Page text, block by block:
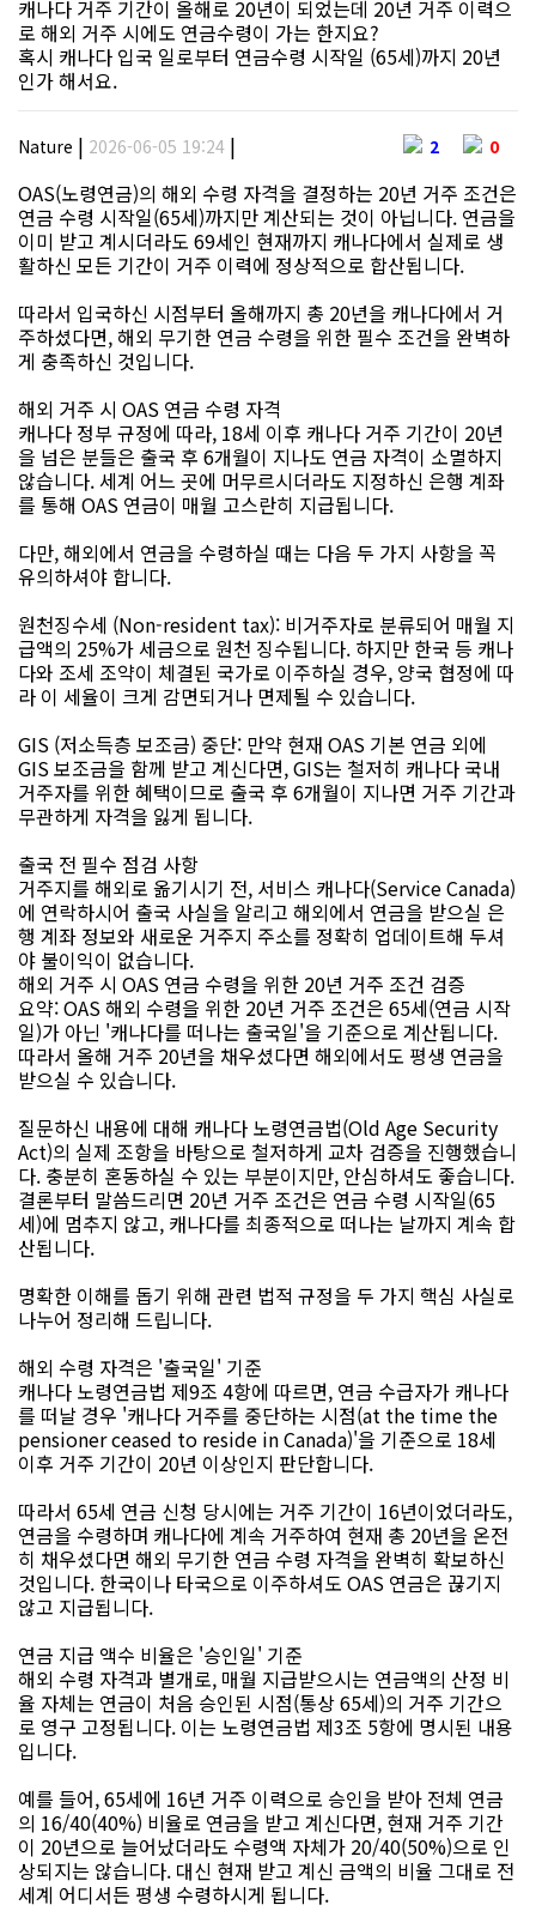
캐나다 거주 기간이 올해로 20년이 되었는데 20년 거주 이력으
로 해외 거주 시에도 연금수령이 가는 한지요?
혹시 캐나다 입국 일로부터 연금수령 시작일 (65세)까지 20년
인가 해서요.
Nature | 2026-06-05 19:24 | 2 0
OAS(노령연금)의 해외 수령 자격을 결정하는 20년 거주 조건은
연금 수령 시작일(65세)까지만 계산되는 것이 아닙니다. 연금을
이미 받고 계시더라도 69세인 현재까지 캐나다에서 실제로 생
활하신 모든 기간이 거주 이력에 정상적으로 합산됩니다.
따라서 입국하신 시점부터 올해까지 총 20년을 캐나다에서 거
주하셨다면, 해외 무기한 연금 수령을 위한 필수 조건을 완벽하
게 충족하신 것입니다.
해외 거주 시 OAS 연금 수령 자격
캐나다 정부 규정에 따라, 18세 이후 캐나다 거주 기간이 20년
을 넘은 분들은 출국 후 6개월이 지나도 연금 자격이 소멸하지
않습니다. 세계 어느 곳에 머무르시더라도 지정하신 은행 계좌
를 통해 OAS 연금이 매월 고스란히 지급됩니다.
다만, 해외에서 연금을 수령하실 때는 다음 두 가지 사항을 꼭
유의하셔야 합니다.
원천징수세 (Non-resident tax): 비거주자로 분류되어 매월 지
급액의 25%가 세금으로 원천 징수됩니다. 하지만 한국 등 캐나
다와 조세 조약이 체결된 국가로 이주하실 경우, 양국 협정에 따
라 이 세율이 크게 감면되거나 면제될 수 있습니다.
GIS (저소득층 보조금) 중단: 만약 현재 OAS 기본 연금 외에
GIS 보조금을 함께 받고 계신다면, GIS는 철저히 캐나다 국내
거주자를 위한 혜택이므로 출국 후 6개월이 지나면 거주 기간과
무관하게 자격을 잃게 됩니다.
출국 전 필수 점검 사항
거주지를 해외로 옮기시기 전, 서비스 캐나다(Service Canada)
에 연락하시어 출국 사실을 알리고 해외에서 연금을 받으실 은
행 계좌 정보와 새로운 거주지 주소를 정확히 업데이트해 두셔
야 불이익이 없습니다.
해외 거주 시 OAS 연금 수령을 위한 20년 거주 조건 검증
요약: OAS 해외 수령을 위한 20년 거주 조건은 65세(연금 시작
일)가 아닌 '캐나다를 떠나는 출국일'을 기준으로 계산됩니다.
따라서 올해 거주 20년을 채우셨다면 해외에서도 평생 연금을
받으실 수 있습니다.
질문하신 내용에 대해 캐나다 노령연금법(Old Age Security
Act)의 실제 조항을 바탕으로 철저하게 교차 검증을 진행했습니
다. 충분히 혼동하실 수 있는 부분이지만, 안심하셔도 좋습니다.
결론부터 말씀드리면 20년 거주 조건은 연금 수령 시작일(65
세)에 멈추지 않고, 캐나다를 최종적으로 떠나는 날까지 계속 합
산됩니다.
명확한 이해를 돕기 위해 관련 법적 규정을 두 가지 핵심 사실로
나누어 정리해 드립니다.
해외 수령 자격은 '출국일' 기준
캐나다 노령연금법 제9조 4항에 따르면, 연금 수급자가 캐나다
를 떠날 경우 '캐나다 거주를 중단하는 시점(at the time the
pensioner ceased to reside in Canada)'을 기준으로 18세
이후 거주 기간이 20년 이상인지 판단합니다.
따라서 65세 연금 신청 당시에는 거주 기간이 16년이었더라도,
연금을 수령하며 캐나다에 계속 거주하여 현재 총 20년을 온전
히 채우셨다면 해외 무기한 연금 수령 자격을 완벽히 확보하신
것입니다. 한국이나 타국으로 이주하셔도 OAS 연금은 끊기지
않고 지급됩니다.
연금 지급 액수 비율은 '승인일' 기준
해외 수령 자격과 별개로, 매월 지급받으시는 연금액의 산정 비
율 자체는 연금이 처음 승인된 시점(통상 65세)의 거주 기간으
로 영구 고정됩니다. 이는 노령연금법 제3조 5항에 명시된 내용
입니다.
예를 들어, 65세에 16년 거주 이력으로 승인을 받아 전체 연금
의 16/40(40%) 비율로 연금을 받고 계신다면, 현재 거주 기간
이 20년으로 늘어났더라도 수령액 자체가 20/40(50%)으로 인
상되지는 않습니다. 대신 현재 받고 계신 금액의 비율 그대로 전
세계 어디서든 평생 수령하시게 됩니다.